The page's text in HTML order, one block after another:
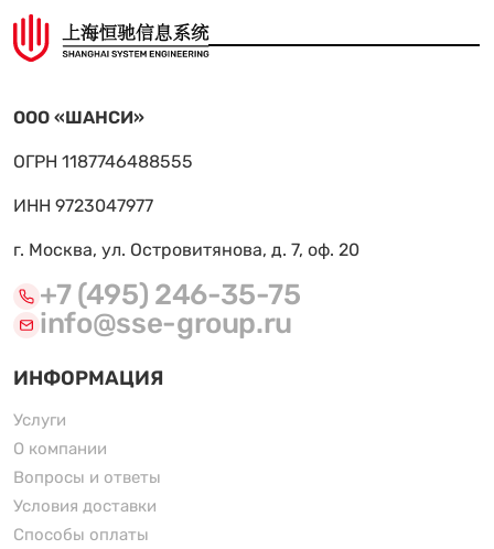
ООО «ШАНСИ»
ОГРН 1187746488555
ИНН 9723047977
г. Москва, ул. Островитянова, д. 7, оф. 20
+7 (495) 246-35-75
info@sse-group.ru
ИНФОРМАЦИЯ
Услуги
О компании
Вопросы и ответы
Условия доставки
Способы оплаты